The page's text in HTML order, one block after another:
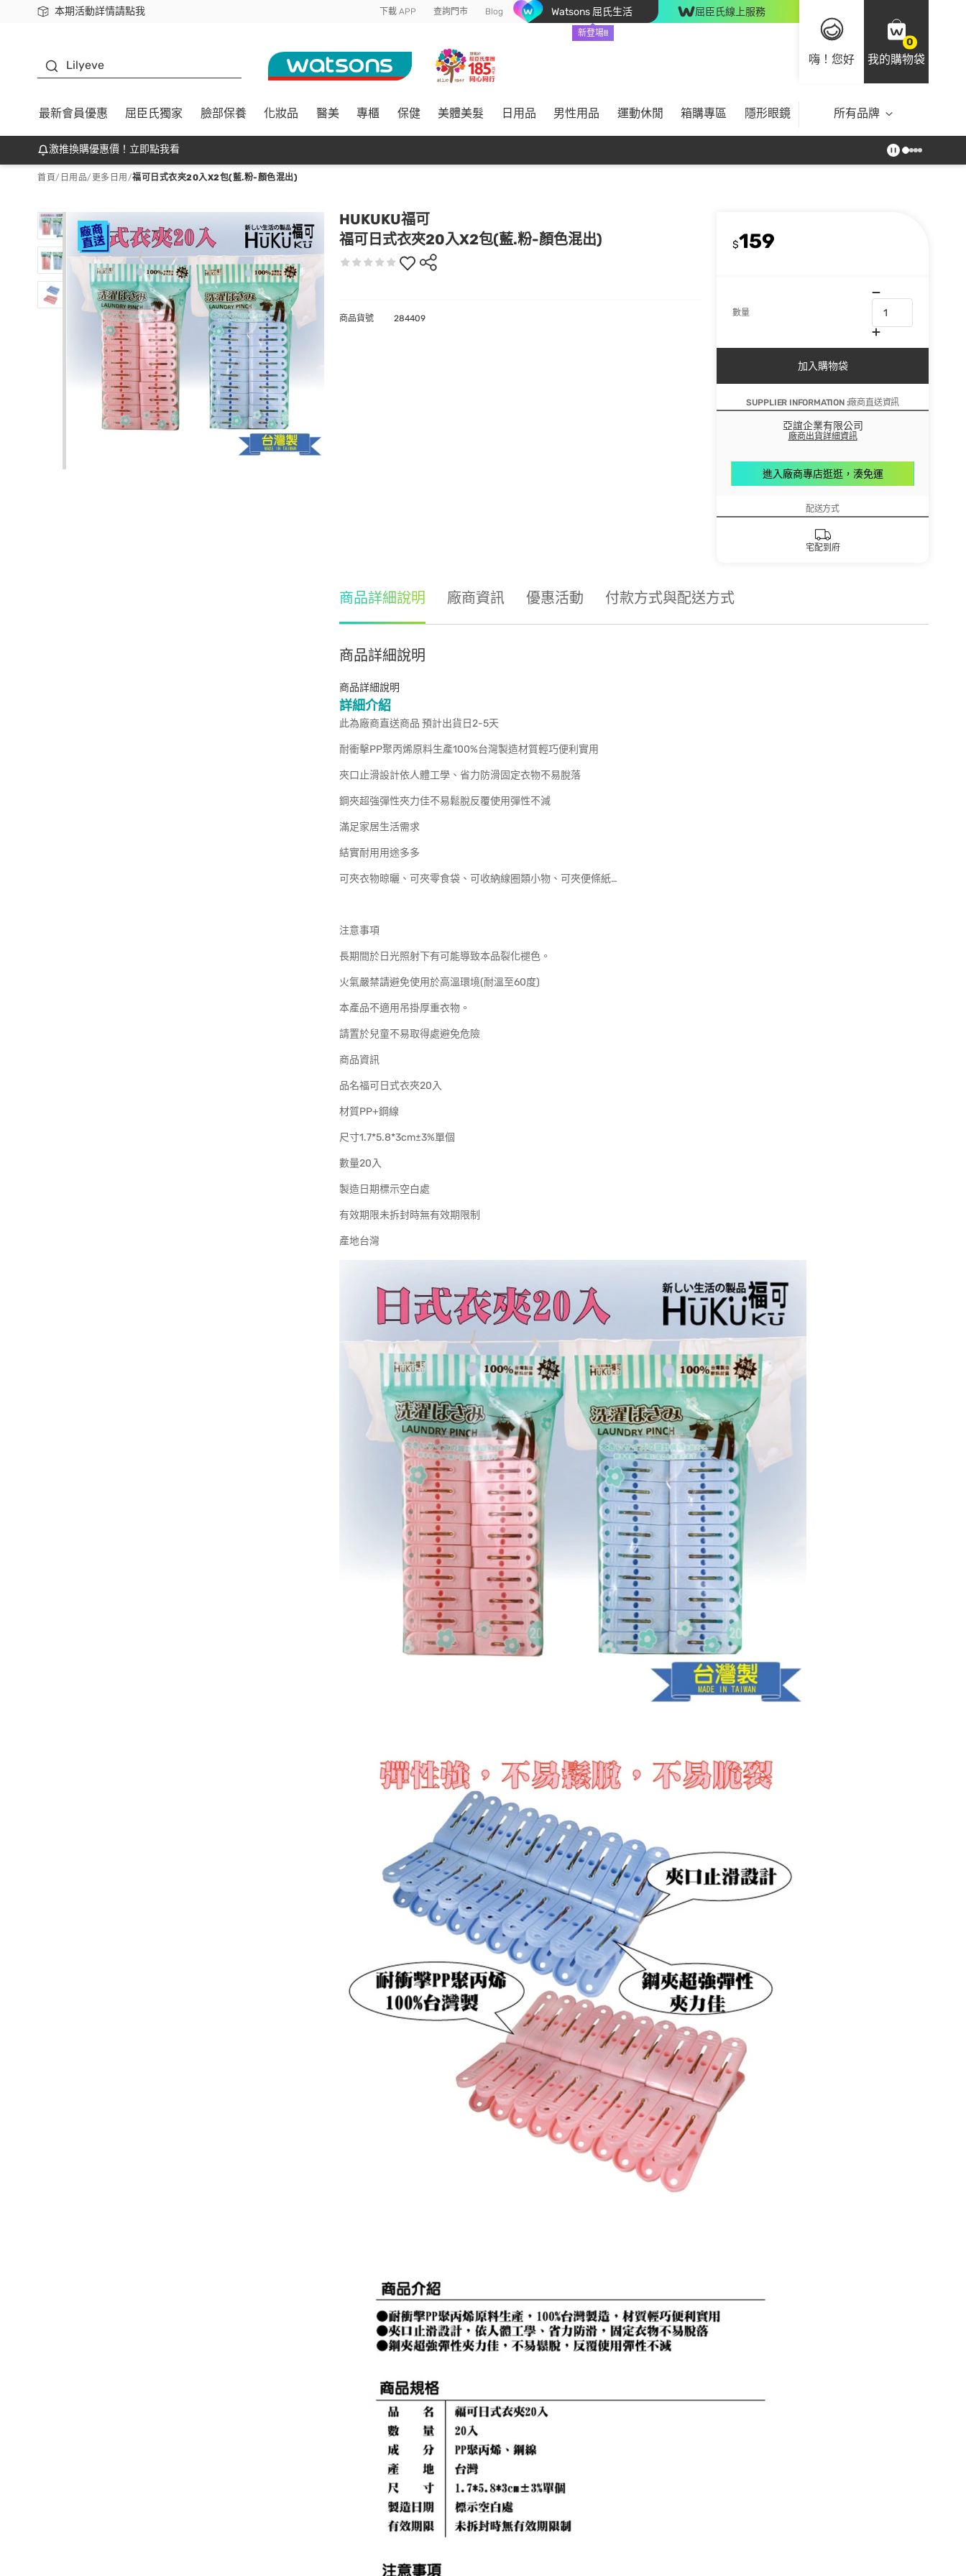
本期活動詳情請點我
下載app最高回饋$350 下載 APP 查詢門市 Blog Watsons 屈氏生活
新登場!!
屈臣氏線上服務
嗨！您好
0
我的購物袋
Lilyeve
最新會員優惠 屈臣氏獨家 臉部保養 化妝品 醫美 專櫃 保健 美體美髮 日用品 男性用品 運動休閒 箱購專區 隱形眼鏡 所有品牌
激推換購優惠價！立即點我看
首頁/ 日用品/ 更多日用 /福可日式衣夾20入X2包(藍.粉-顏色混出)
HUKUKU福可
福可日式衣夾20入X2包(藍.粉-顏色混出)
$159
數量
加入購物袋
SUPPLIER INFORMATION :廠商直送資訊
亞誼企業有限公司
廠商出貨詳細資訊
進入廠商專店逛逛，湊免運
配送方式
宅配到府
商品貨號 284409
商品詳細說明 廠商資訊 優惠活動 付款方式與配送方式
商品詳細說明
商品詳細說明
詳細介紹
此為廠商直送商品 預計出貨日2-5天
耐衝擊PP聚丙烯原料生產100%台灣製造材質輕巧便利實用
夾口止滑設計依人體工學、省力防滑固定衣物不易脫落
鋼夾超強彈性夾力佳不易鬆脫反覆使用彈性不減
滿足家居生活需求
結實耐用用途多多
可夾衣物晾曬、可夾零食袋、可收納線圈類小物、可夾便條紙…
注意事項
長期間於日光照射下有可能導致本品裂化褪色。
火氣嚴禁請避免使用於高溫環境(耐溫至60度)
本產品不適用吊掛厚重衣物。
請置於兒童不易取得處避免危險
商品資訊
品名福可日式衣夾20入
材質PP+鋼線
尺寸1.7*5.8*3cm±3%單個
數量20入
製造日期標示空白處
有效期限未拆封時無有效期限制
產地台灣